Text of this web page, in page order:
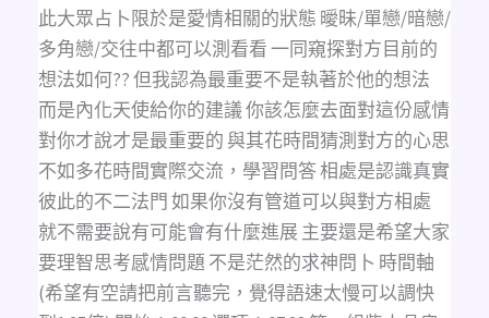
此大眾占卜限於是愛情相關的狀態 曖昧/單戀/暗戀/
多角戀/交往中都可以測看看 一同窺探對方目前的
想法如何?? 但我認為最重要不是執著於他的想法
而是內化天使給你的建議 你該怎麼去面對這份感情
對你才說才是最重要的 與其花時間猜測對方的心思
不如多花時間實際交流，學習問答 相處是認識真實
彼此的不二法門 如果你沒有管道可以與對方相處
就不需要說有可能會有什麼進展 主要還是希望大家
要理智思考感情問題 不是茫然的求神問卜 時間軸
(希望有空請把前言聽完，覺得語速太慢可以調快
愛
情
相
關
狀
態)
時
間
軸
於
說
明
欄，
有
空
請
把
前
言
聽